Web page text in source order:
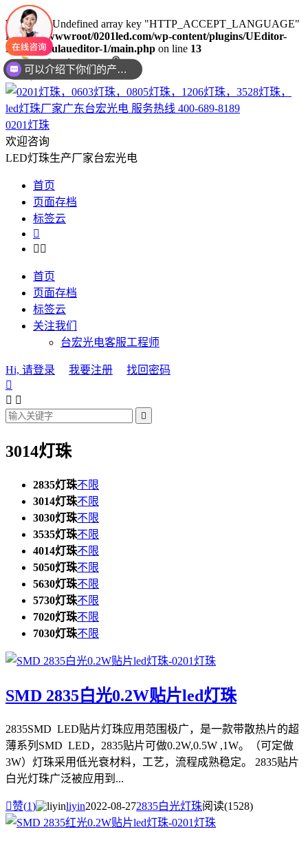
Warning
: Undefined array key "HTTP_ACCEPT_LANGUAGE"
in/www/wwwroot/0201led.com/wp-content/plugins/UEditor-
KityFormulaueditor-1/main.php on line 13
0201灯珠
欢迎咨询
LED灯珠生产厂家台宏光电
首页
页面存档
标签云

 
首页
页面存档
标签云
关注我们
台宏光电客服工程师
Hi, 请登录 我要注册
找回密码

 

3014灯珠
2835灯珠不限
3014灯珠不限
3030灯珠不限
3535灯珠不限
4014灯珠不限
5050灯珠不限
5630灯珠不限
5730灯珠不限
7020灯珠不限
7030灯珠不限
SMD 2835白光0.2W贴片led灯珠
2835SMD LED贴片灯珠应用范围极广，是一款带散热片的超
薄系列SMD LED，2835贴片可做0.2W,0.5W ,1W。（可定做
3W）灯珠采用低光衰材料，工艺，流程成熟稳定。 2835贴片
白光灯珠广泛被应用到...
赞(1) liyin2022-08-272835白光灯珠阅读(1528)
你们是是需要贴片还是插件灯珠呢？